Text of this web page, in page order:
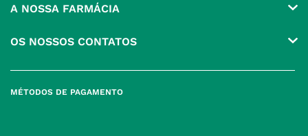
Produtos Favoritos
A NOSSA FARMÁCIA
OS NOSSOS CONTATOS
MÉTODOS DE PAGAMENTO